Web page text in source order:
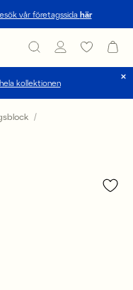
vår företagssida här
kollektionen